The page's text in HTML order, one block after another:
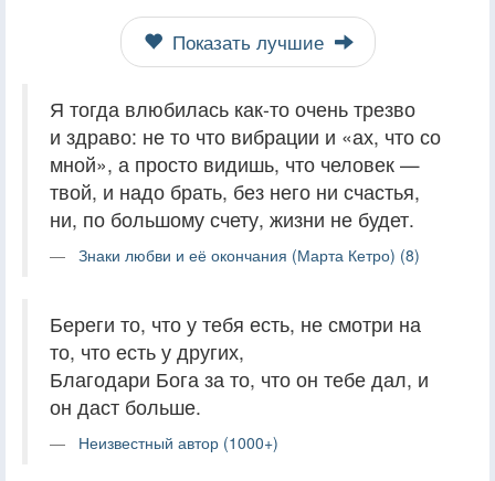
Показать лучшие
Я тогда влюбилась как-то очень трезво
и здраво: не то что вибрации и «ах, что со
мной», а просто видишь, что человек —
твой, и надо брать, без него ни счастья,
ни, по большому счету, жизни не будет.
Знаки любви и её окончания (Марта Кетро) (8)
Береги то, что у тебя есть, не смотри на
то, что есть у других,
Благодари Бога за то, что он тебе дал, и
он даст больше.
Неизвестный автор (1000+)